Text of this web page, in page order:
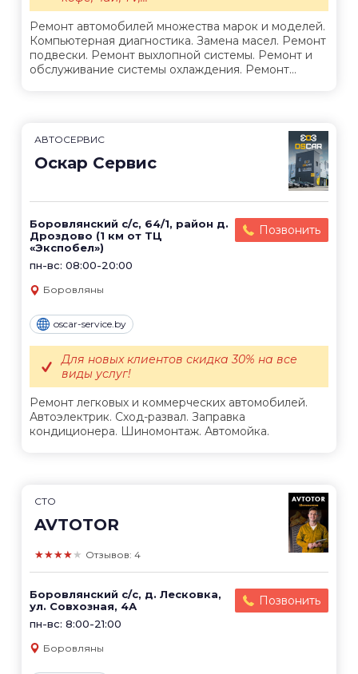
Ремонт автомобилей множества марок и моделей.
Компьютерная диагностика. Замена масел. Ремонт
подвески. Ремонт выхлопной системы. Ремонт и
обслуживание системы охлаждения. Ремонт...
АВТОСЕРВИС
Оскар Сервис
Боровлянский с/с, 64/1, район д.
Дроздово (1 км от ТЦ
«Экспобел»)
пн-вс: 08:00-20:00
Позвонить
Боровляны
oscar-service.by
Ремонт легковых и коммерческих автомобилей.
Автоэлектрик. Сход-развал. Заправка
кондиционера. Шиномонтаж. Автомойка.
Для новых клиентов скидка 30% на все
виды услуг!
СТО
AVTOTOR
★★★★★ Отзывов: 4
Боровлянский с/с, д. Лесковка,
ул. Совхозная, 4А
пн-вс: 8:00-21:00
Позвонить
Боровляны